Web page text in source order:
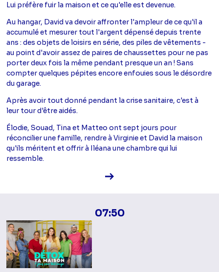
Lui préfère fuir la maison et ce qu'elle est devenue.
Au hangar, David va devoir affronter l'ampleur de ce qu'il a
accumulé et mesurer tout l'argent dépensé depuis trente
ans : des objets de loisirs en série, des piles de vêtements -
au point d'avoir assez de paires de chaussettes pour ne pas
porter deux fois la même pendant presque un an ! Sans
compter quelques pépites encore enfouies sous le désordre
du garage.
Après avoir tout donné pendant la crise sanitaire, c'est à
leur tour d'être aidés.
Élodie, Souad, Tina et Matteo ont sept jours pour
réconcilier une famille, rendre à Virginie et David la maison
qu'ils méritent et offrir à Iléana une chambre qui lui
ressemble.
Voir la fiche diffusion
07:50